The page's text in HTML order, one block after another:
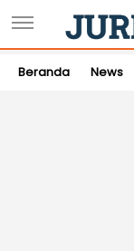
Beranda News